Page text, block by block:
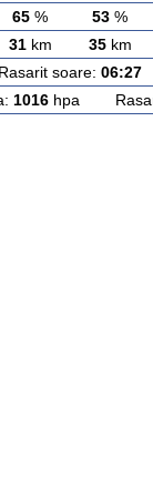
65 % 53 %
31km 35km
soare: 06:27
1016hpa